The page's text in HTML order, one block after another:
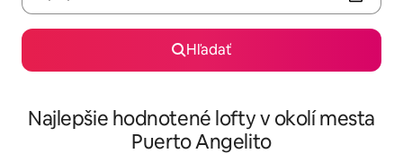
Hľadať
Najlepšie hodnotené lofty v okolí mesta
Puerto Angelito